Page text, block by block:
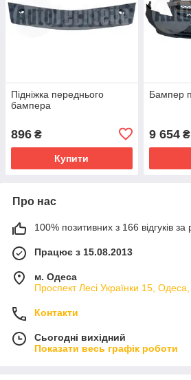
Підніжка переднього
бампера
896 ₴
Купити
Бампер
9 654₴
Про нас
100% позитивних з 166 відгуків за
Працює з 15.08.2013
м. Одеса
Проспект Лесі Українки 15, Одеса,
Контакти
Сьогодні вихідний
Показати весь графік роботи